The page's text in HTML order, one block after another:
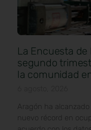
La Encuesta
segundo
la comunidad
Aragón ha
nuevo récord en